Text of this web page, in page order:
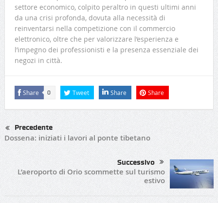
settore economico, colpito peraltro in questi ultimi anni
da una crisi profonda, dovuta alla necessità di
reinventarsi nella competizione con il commercio
elettronico, oltre che per valorizzare l’esperienza e
l’impegno dei professionisti e la presenza essenziale dei
negozi in città.
Share 0 Tweet Share Share
Precedente
Dossena: iniziati i lavori al ponte tibetano
Successivo
L’aeroporto di Orio scommette sul turismo
estivo